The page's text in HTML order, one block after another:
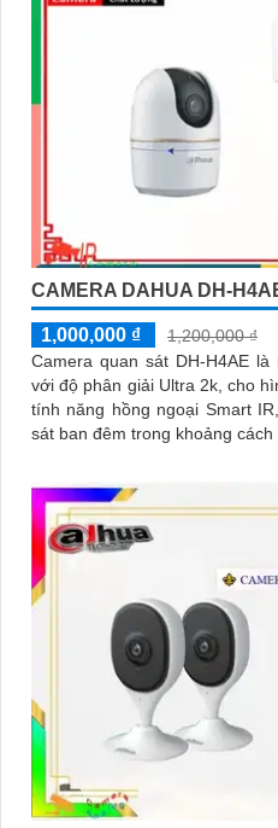
CAMERA DAHUA DH-
1,000,000 ₫
1,200,000 ₫
Camera quan sát DH-H4AE
với độ phân giải Ultra 2k, cho
tính năng hồng ngoại Smart
sát ban đêm trong khoảng cách